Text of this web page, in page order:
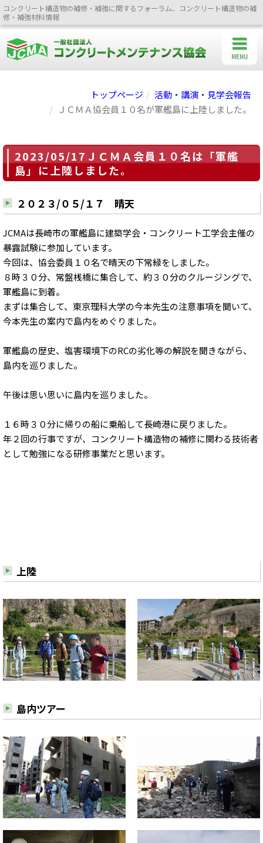
コンクリート構造物の補修・補強に関するフォーラム、コンクリート構造物の補
修・補強材料情報
トップページ
活動・講演・見学会報告
ＪＣＭＡ協会員１０名が軍艦島に上陸しました。
2023/05/17ＪＣＭＡ会員１０名は「軍艦
島」に上陸しました。
２０２３/０５/１７ 晴天
JCMAは長崎市の軍艦島に建築学会・コンクリート工学会主催の
暴露試験に参加しています。
今回は、協会委員１０名で晴天の下常緑をしました。
８時３０分、常盤桟橋に集合して、約３０分のクルージングで、
軍艦島に到着。
まずは集合して、東京理科大学の今本先生の注意事項を聞いて、
今本先生の案内で島内をめぐりました。
軍艦島の歴史、塩害環境下のRCの劣化等の解説を聞きながら、
島内を巡りました。
午後は思い思いに島内を巡りました。
１６時３０分に帰りの船に乗船して長崎港に戻りました。
年２回の行事ですが、コンクリート構造物の補修に関わる技術者
として勉強になる研修事業だと思います。
上陸
島内ツアー
MENU